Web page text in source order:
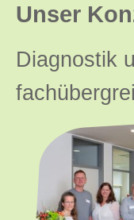
Unser
Diagnostik